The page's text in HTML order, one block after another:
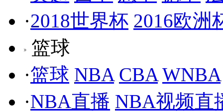
·2018世界杯 2016欧洲
篮球
·篮球 NBA CBA WNBA
·NBA直播 NBA视频直